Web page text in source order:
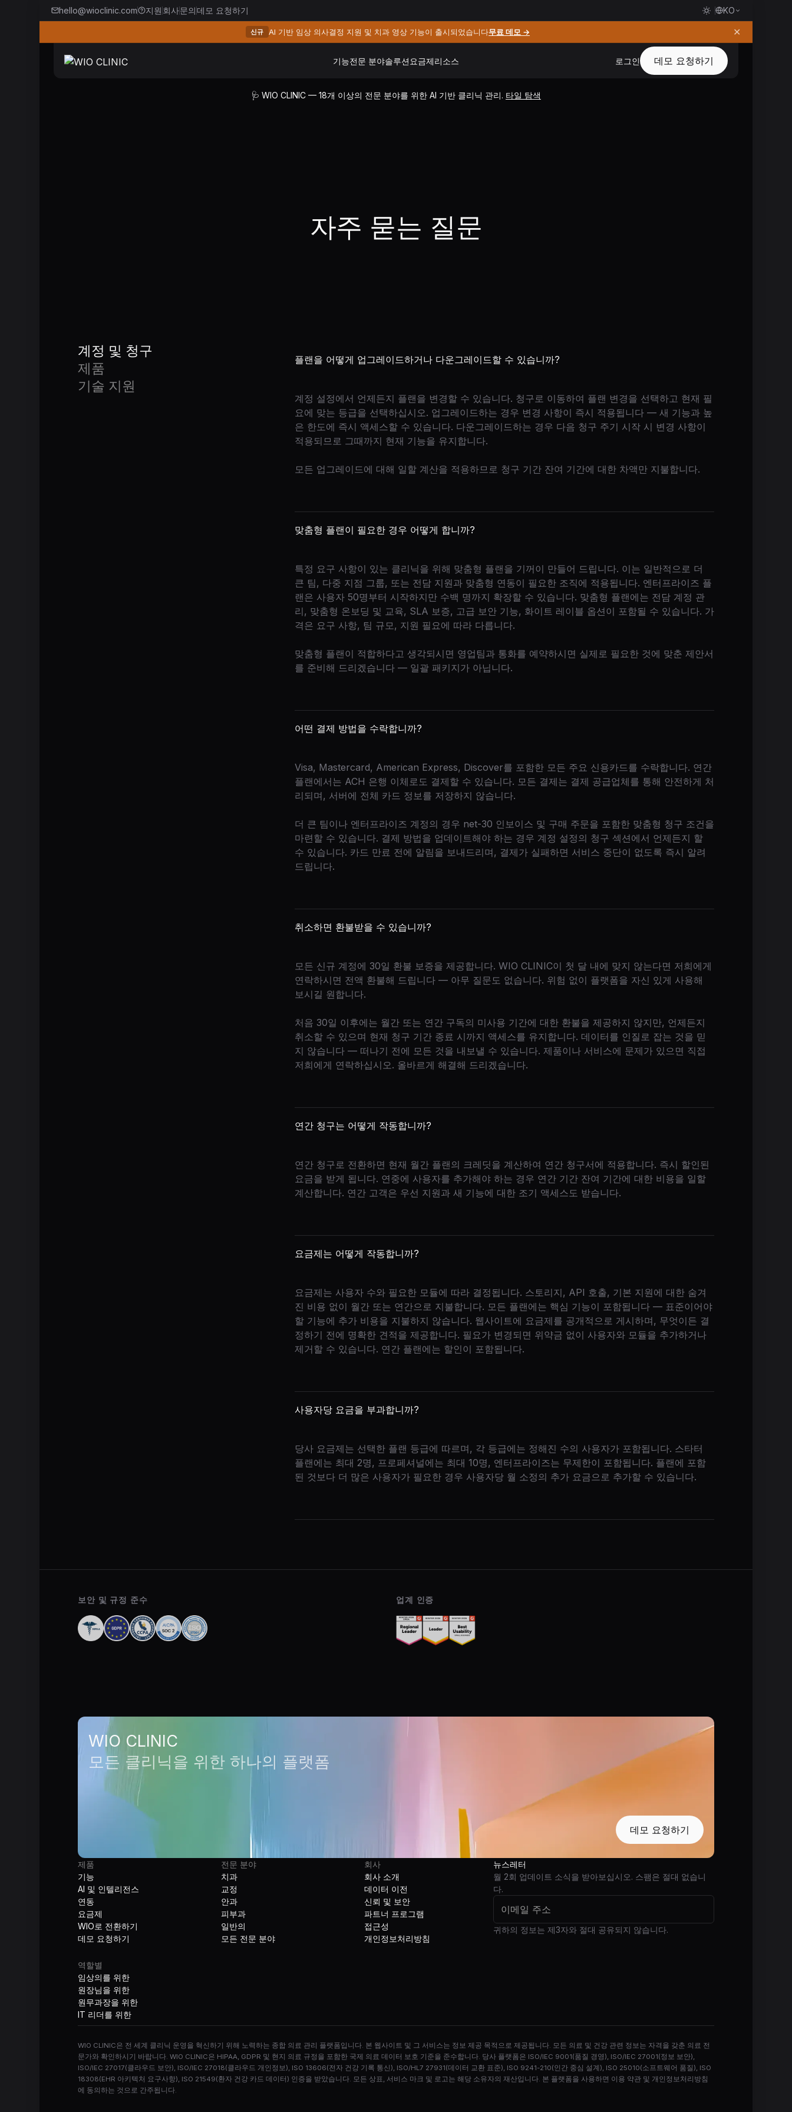
hello@wioclinic.com 지원 회사문의데모 요청하기 KO
신규 AI 기반 임상 의사결정 지원 및 치과 영상 기능이 출시되었습니다무료 데모 → ✕
기능전문 분야솔루션 요금제리소스 로그인 데모 요청하기
🩺 WIO CLINIC — 18개 이상의 전문 분야를 위한 AI 기반 클리닉 관리. 타일 탐색
자주 묻는 질문
계정 및 청구
제품
기술 지원
플랜을 어떻게 업그레이드하거나 다운그레이드할 수 있습니까?
계정 설정에서 언제든지 플랜을 변경할 수 있습니다. 청구로 이동하여 플랜 변경을 선택하고 현재 필
요에 맞는 등급을 선택하십시오. 업그레이드하는 경우 변경 사항이 즉시 적용됩니다 — 새 기능과 높
은 한도에 즉시 액세스할 수 있습니다. 다운그레이드하는 경우 다음 청구 주기 시작 시 변경 사항이
적용되므로 그때까지 현재 기능을 유지합니다.
모든 업그레이드에 대해 일할 계산을 적용하므로 청구 기간 잔여 기간에 대한 차액만 지불합니다.
맞춤형 플랜이 필요한 경우 어떻게 합니까?
특정 요구 사항이 있는 클리닉을 위해 맞춤형 플랜을 기꺼이 만들어 드립니다. 이는 일반적으로 더
큰 팀, 다중 지점 그룹, 또는 전담 지원과 맞춤형 연동이 필요한 조직에 적용됩니다. 엔터프라이즈 플
랜은 사용자 50명부터 시작하지만 수백 명까지 확장할 수 있습니다. 맞춤형 플랜에는 전담 계정 관
리, 맞춤형 온보딩 및 교육, SLA 보증, 고급 보안 기능, 화이트 레이블 옵션이 포함될 수 있습니다. 가
격은 요구 사항, 팀 규모, 지원 필요에 따라 다릅니다.
맞춤형 플랜이 적합하다고 생각되시면 영업팀과 통화를 예약하시면 실제로 필요한 것에 맞춘 제안서
를 준비해 드리겠습니다 — 일괄 패키지가 아닙니다.
어떤 결제 방법을 수락합니까?
Visa, Mastercard, American Express, Discover를 포함한 모든 주요 신용카드를 수락합니다. 연간
플랜에서는 ACH 은행 이체로도 결제할 수 있습니다. 모든 결제는 결제 공급업체를 통해 안전하게 처
리되며, 서버에 전체 카드 정보를 저장하지 않습니다.
더 큰 팀이나 엔터프라이즈 계정의 경우 net-30 인보이스 및 구매 주문을 포함한 맞춤형 청구 조건을
마련할 수 있습니다. 결제 방법을 업데이트해야 하는 경우 계정 설정의 청구 섹션에서 언제든지 할
수 있습니다. 카드 만료 전에 알림을 보내드리며, 결제가 실패하면 서비스 중단이 없도록 즉시 알려
드립니다.
취소하면 환불받을 수 있습니까?
모든 신규 계정에 30일 환불 보증을 제공합니다. WIO CLINIC이 첫 달 내에 맞지 않는다면 저희에게
연락하시면 전액 환불해 드립니다 — 아무 질문도 없습니다. 위험 없이 플랫폼을 자신 있게 사용해
보시길 원합니다.
처음 30일 이후에는 월간 또는 연간 구독의 미사용 기간에 대한 환불을 제공하지 않지만, 언제든지
취소할 수 있으며 현재 청구 기간 종료 시까지 액세스를 유지합니다. 데이터를 인질로 잡는 것을 믿
지 않습니다 — 떠나기 전에 모든 것을 내보낼 수 있습니다. 제품이나 서비스에 문제가 있으면 직접
저희에게 연락하십시오. 올바르게 해결해 드리겠습니다.
연간 청구는 어떻게 작동합니까?
연간 청구로 전환하면 현재 월간 플랜의 크레딧을 계산하여 연간 청구서에 적용합니다. 즉시 할인된
요금을 받게 됩니다. 연중에 사용자를 추가해야 하는 경우 연간 기간 잔여 기간에 대한 비용을 일할
계산합니다. 연간 고객은 우선 지원과 새 기능에 대한 조기 액세스도 받습니다.
요금제는 어떻게 작동합니까?
요금제는 사용자 수와 필요한 모듈에 따라 결정됩니다. 스토리지, API 호출, 기본 지원에 대한 숨겨
진 비용 없이 월간 또는 연간으로 지불합니다. 모든 플랜에는 핵심 기능이 포함됩니다 — 표준이어야
할 기능에 추가 비용을 지불하지 않습니다. 웹사이트에 요금제를 공개적으로 게시하며, 무엇이든 결
정하기 전에 명확한 견적을 제공합니다. 필요가 변경되면 위약금 없이 사용자와 모듈을 추가하거나
제거할 수 있습니다. 연간 플랜에는 할인이 포함됩니다.
사용자당 요금을 부과합니까?
당사 요금제는 선택한 플랜 등급에 따르며, 각 등급에는 정해진 수의 사용자가 포함됩니다. 스타터
플랜에는 최대 2명, 프로페셔널에는 최대 10명, 엔터프라이즈는 무제한이 포함됩니다. 플랜에 포함
된 것보다 더 많은 사용자가 필요한 경우 사용자당 월 소정의 추가 요금으로 추가할 수 있습니다.
보안 및 규정 준수 업계 인증
WIO CLINIC
모든 클리닉을 위한 하나의 플랫폼
데모 요청하기
제품
기능
AI 및 인텔리전스
연동
요금제
WIO로 전환하기
데모 요청하기
전문 분야
치과
교정
안과
피부과
일반의
모든 전문 분야
회사
회사 소개
데이터 이전
신뢰 및 보안
파트너 프로그램
접근성
개인정보처리방침
역할별
임상의를 위한
원장님을 위한
원무과장을 위한
IT 리더를 위한
뉴스레터
월 2회 업데이트 소식을 받아보십시오. 스팸은 절대 없습니
다.
귀하의 정보는 제3자와 절대 공유되지 않습니다.
WIO CLINIC은 전 세계 클리닉 운영을 혁신하기 위해 노력하는 종합 의료 관리 플랫폼입니다. 본 웹사이트 및 그 서비스는 정보 제공 목적으로 제공됩니다. 모든 의료 및 건강 관련 정보는 자격을 갖춘 의료 전
문가와 확인하시기 바랍니다. WIO CLINIC은 HIPAA, GDPR 및 현지 의료 규정을 포함한 국제 의료 데이터 보호 기준을 준수합니다. 당사 플랫폼은 ISO/IEC 9001(품질 경영), ISO/IEC 27001(정보 보안),
ISO/IEC 27017(클라우드 보안), ISO/IEC 27018(클라우드 개인정보), ISO 13606(전자 건강 기록 통신), ISO/HL7 27931(데이터 교환 표준), ISO 9241-210(인간 중심 설계), ISO 25010(소프트웨어 품질), ISO
18308(EHR 아키텍처 요구사항), ISO 21549(환자 건강 카드 데이터) 인증을 받았습니다. 모든 상표, 서비스 마크 및 로고는 해당 소유자의 재산입니다. 본 플랫폼을 사용하면 이용 약관 및 개인정보처리방침
에 동의하는 것으로 간주됩니다.